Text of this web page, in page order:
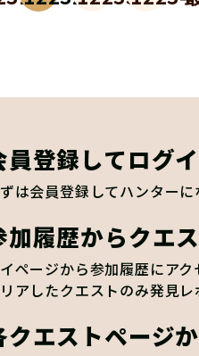
員登録してログ
は会員登録してハンターに
加履歴からクエ
ページから参加履歴にアク
アしたクエストのみ発見
クエストページ